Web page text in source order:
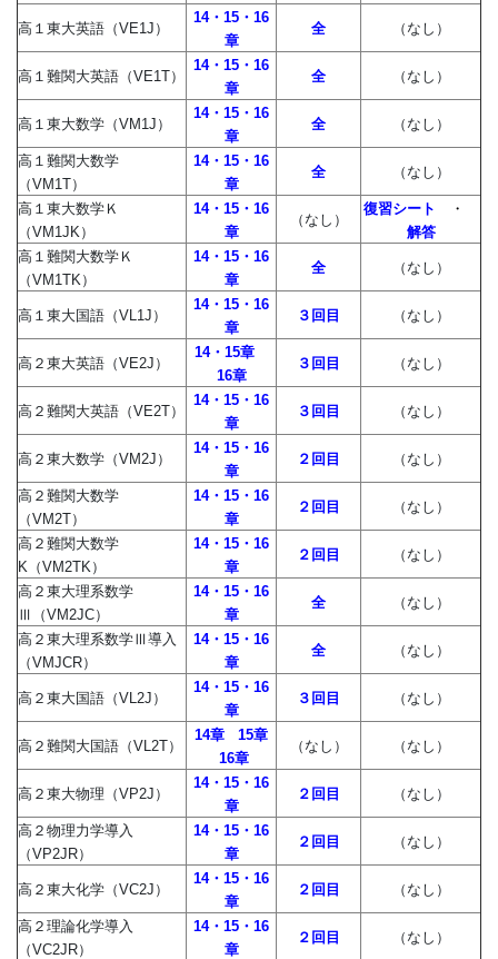
高１東大英語（VE1J）
14・15・16
章
全 （なし）
高１難関大英語（VE1T）
14・15・16
章
全 （なし）
高１東大数学（VM1J）
14・15・16
章
全 （なし）
高１難関大数学
（VM1T）
14・15・16
章
全 （なし）
高１東大数学Ｋ
（VM1JK）
14・15・16
章
（なし）
復習シート ・
解答
高１難関大数学Ｋ
（VM1TK）
14・15・16
章
全 （なし）
高１東大国語（VL1J）
14・15・16
章
３回目 （なし）
高２東大英語（VE2J）
14・15章
16章
３回目 （なし）
高２難関大英語（VE2T）
14・15・16
章
３回目 （なし）
高２東大数学（VM2J）
14・15・16
章
２回目 （なし）
高２難関大数学
（VM2T）
14・15・16
章
２回目 （なし）
高２難関大数学
K（VM2TK）
14・15・16
章
２回目 （なし）
高２東大理系数学
Ⅲ（VM2JC）
14・15・16
章
全 （なし）
高２東大理系数学Ⅲ導入
（VMJCR）
14・15・16
章
全 （なし）
高２東大国語（VL2J）
14・15・16
章
３回目 （なし）
高２難関大国語（VL2T）
14章
15章
16章
（なし） （なし）
高２東大物理（VP2J）
14・15・16
章
２回目 （なし）
高２物理力学導入
（VP2JR）
14・15・16
章
２回目 （なし）
高２東大化学（VC2J）
14・15・16
章
２回目 （なし）
高２理論化学導入
（VC2JR）
14・15・16
章
２回目 （なし）